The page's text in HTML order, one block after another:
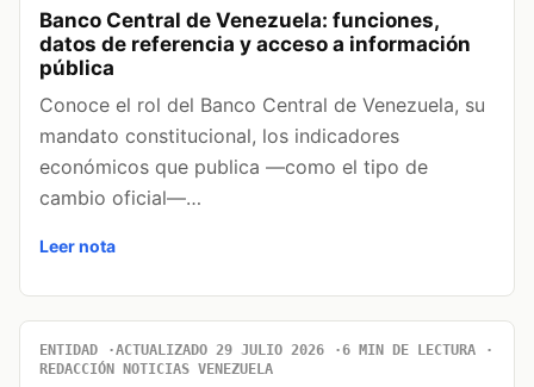
Banco Central de Venezuela: funciones,
datos de referencia y acceso a información
pública
Conoce el rol del Banco Central de Venezuela, su
mandato constitucional, los indicadores
económicos que publica —como el tipo de
cambio oficial—…
Leer nota
ENTIDAD ACTUALIZADO 29 JULIO 2026
6 MIN DE LECTURA
REDACCIÓN NOTICIAS VENEZUELA